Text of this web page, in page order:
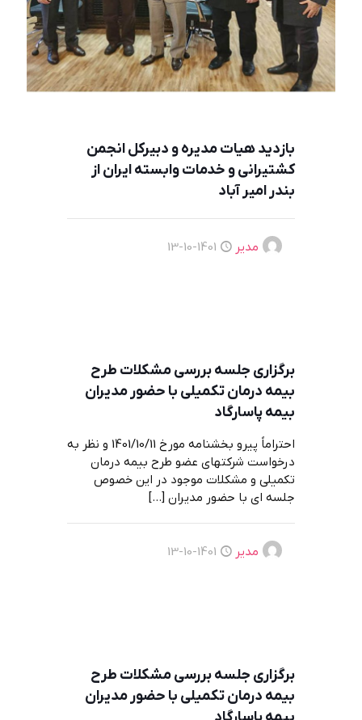
بازدید هیات مدیره و دبیرکل انجمن
کشتیرانی و خدمات وابسته ایران از
بندر امیر آباد
مدیر 1401-10-13
برگزاری جلسه بررسي مشكلات طرح
بيمه درمان تكميلی با حضور مديران
بيمه پاسارگاد
احتراماً پیرو بخشنامه مورخ 1401/10/11 و نظر به
درخواست شرکتهای عضو طرح بیمه درمان
تکمیلی و مشکلات موجود در این خصوص
جلسه ای با حضور مدیران […]
مدیر 1401-10-13
برگزاری جلسه بررسی مشكلات طرح
بيمه درمان تكميلی با حضور مديران